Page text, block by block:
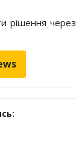
рішення через